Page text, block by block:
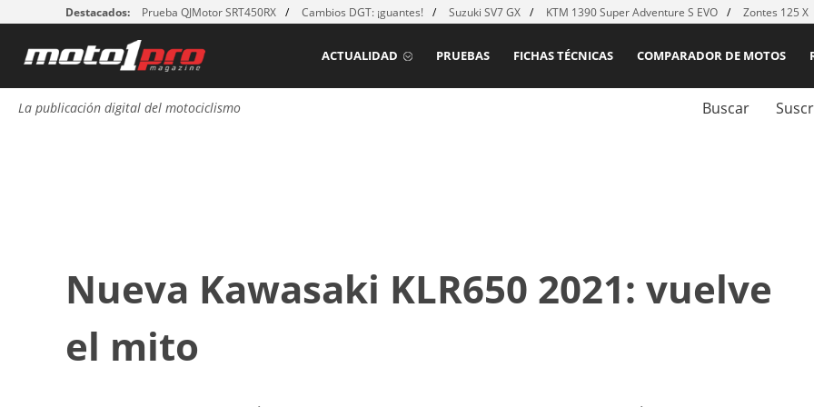
Destacados: Prueba QJMotor SRT450RX Cambios DGT: ¡guantes! Suzuki SV7 GX KTM 1390 Super Adventure S EVO Zontes 125 X
COMPARADOR DE MOTOS
FICHAS TÉCNICAS
PRUEBAS
ACTUALIDAD
La publicación digital del motociclismo Buscar
Nueva Kawasaki KLR650 2021: vuelve
el mito